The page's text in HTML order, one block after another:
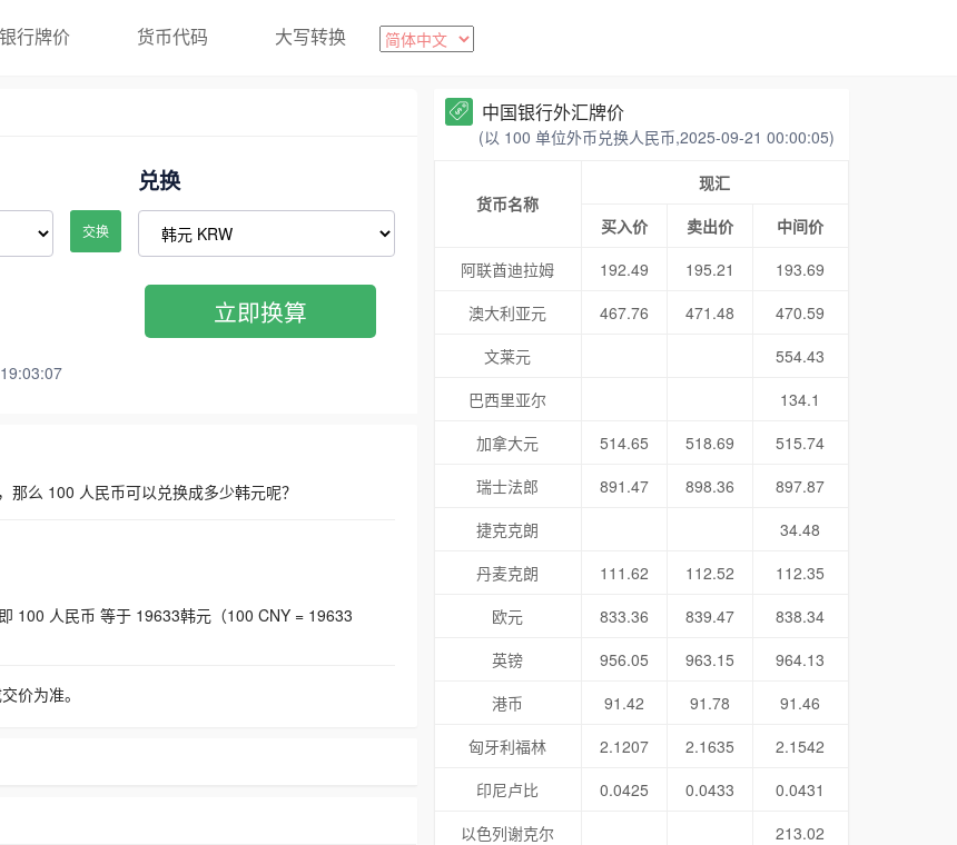
银行牌价 货币代码 大写转换
交换
兑换
立即换算
么 100 人民币可以兑换成多少韩元呢？
100 人民币 等于 19633韩元（100 CNY = 19633
价为准。
中国银行外汇牌价
(以 100 单位外币兑换人民币,2025-09-21 00:00:05)
货币名称
现汇
买入价
卖出价
中间价
阿联酋迪拉姆
192.49 195.21
193.69
澳大利亚元
467.76 471.48
470.59
文莱元
554.43
巴西里亚尔
134.1
加拿大元
514.65 518.69
515.74
瑞士法郎
891.47 898.36
897.87
捷克克朗
34.48
丹麦克朗
111.62 112.52
112.35
欧元
833.36 839.47
838.34
英镑
956.05 963.15
964.13
港币
91.42 91.78
91.46
匈牙利福林
2.1207 2.1635
2.1542
印尼卢比
0.0425 0.0433
0.0431
以色列谢克尔
213.02